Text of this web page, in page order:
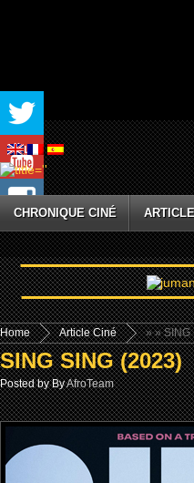
CHRONIQUE CINÉ
Home »
Article Ciné » SING
SING SING (2023)
Posted by ByAfroTeam